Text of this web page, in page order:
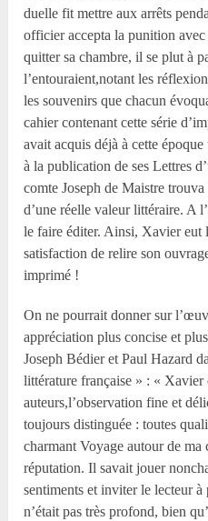
duelle fit mettre aux arrêts
officier accepta la punition
quitter sa chambre, il se plut à
l’entouraient,notant les
les souvenirs que chacun
cahier contenant cette série
avait acquis déjà à cette
à la publication de ses Lettres
comte Joseph de Maistre
d’une réelle valeur littéraire. A
le faire éditer. Ainsi, Xavier eut
satisfaction de relire son
imprimé !
On ne pourrait donner sur
appréciation plus concise et
Joseph Bédier et Paul Hazard
littérature française » : « Xavier
auteurs,l’observation fine et
toujours distinguée : toutes
charmant Voyage autour de ma
réputation. Il savait jouer
sentiments et inviter le lecteur
n’était pas très profond, bien